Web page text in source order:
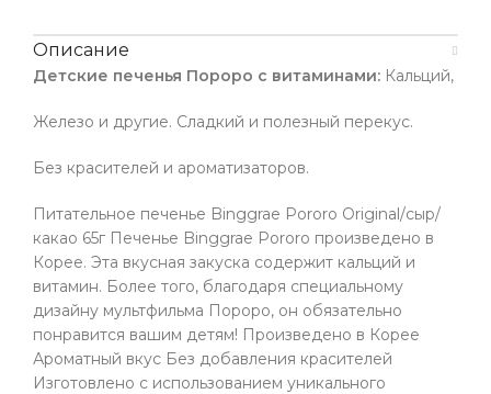
Описание
Детские печенья Пороро с витаминами: Кальций,
Железо и другие. Сладкий и полезный перекус.
Без красителей и ароматизаторов.
Питательное печенье Binggrae Pororo Original/сыр/
какао 65г Печенье Binggrae Pororo произведено в
Корее. Эта вкусная закуска содержит кальций и
витамин. Более того, благодаря специальному
дизайну мультфильма Пороро, он обязательно
понравится вашим детям! Произведено в Корее
Ароматный вкус Без добавления красителей
Изготовлено с использованием уникального